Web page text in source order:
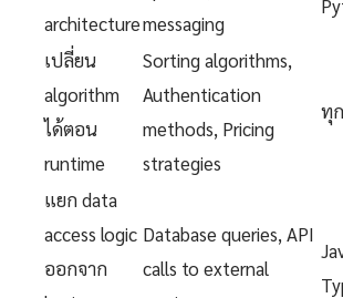
architecturemessaging
เปลี่ยน
algorithm
ได้ตอน
runtime
Sorting algorithms,
Authentication
methods, Pricing
strategies
ทุ
แยก data
access logic
ออกจาก
Database queries, API
calls to external